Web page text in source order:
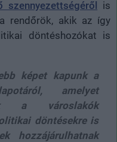
szennyezettségéről
is
rendőrök, akik az így
döntéshozókat is
képet kapunk a
amelyet
a városlakók
döntésekre is
hozzájárulhatnak